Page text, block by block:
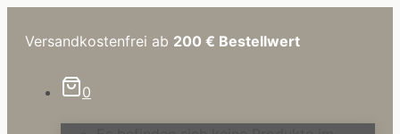
Inhalt
Versandkostenfrei ab 200 € Bestellwert
0